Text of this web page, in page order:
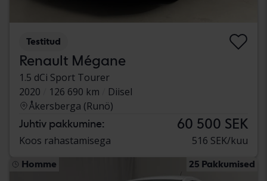
Testitud
Renault Mégane
1.5 dCi Sport Tourer
2020
126 690 km
Diisel
Åkersberga (Runö)
Juhtiv pakkumine: 60 500 SEK
Koos rahastamisega 516 SEK/kuu
Homme 25 Pakkumised